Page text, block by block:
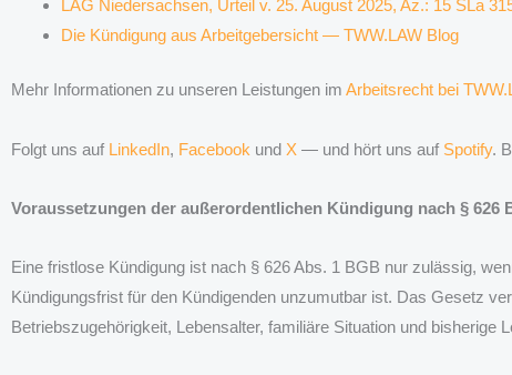
LAG Niedersachsen, Urteil v. 25. August 2025, Az.: 15 SLa
Die Kündigung aus Arbeitgebersicht — TWW.LAW Blog
Mehr Informationen zu unseren Leistungen im Arbeitsrecht bei
Folgt uns auf LinkedIn, Facebook und X — und hört uns auf Spotify.
Voraussetzungen der außerordentlichen Kündigung nach § 626
Eine fristlose Kündigung ist nach § 626 Abs. 1 BGB nur zulässig,
Kündigungsfrist für den Kündigenden unzumutbar ist. Das Gesetz
Betriebszugehörigkeit, Lebensalter, familiäre Situation und bisherige